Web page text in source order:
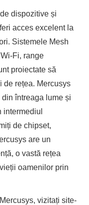
dispozitive și
acces excelent la
Sistemele Mesh
Fi, range
proiectate să
de rețea. Mercusys
întreaga lume și
de chipset,
are un
o vastă rețea
oamenilor prin
vizitați site-